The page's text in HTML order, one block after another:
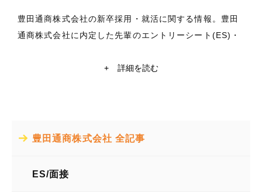
豊田通商株式会社の新卒採用・就活に関する情報。豊田
通商株式会社に内定した先輩のエントリーシート(ES)・
報満載！東京大学・京都大学在籍の現役学生ライターに
愛知県名古屋市中村区名駅4丁目9番8号
+ 詳細を読む
豊田通商株式会社 全記事
ES/面接